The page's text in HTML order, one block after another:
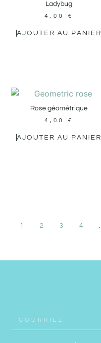
Ladybug
4,00€
AJOUTER AU PANIER
Rose géométrique
4,00€
AJOUTER AU PANIER
1 2 3 4